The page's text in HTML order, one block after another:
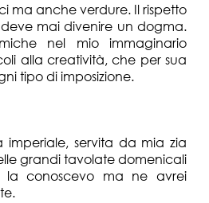
ma anche verdure. Il rispetto
mai divenire un dogma.
nel mio immaginario
alla creatività, che per sua
tipo di imposizione.
imperiale, servita da mia zia
grandi tavolate domenicali
conoscevo ma ne avrei